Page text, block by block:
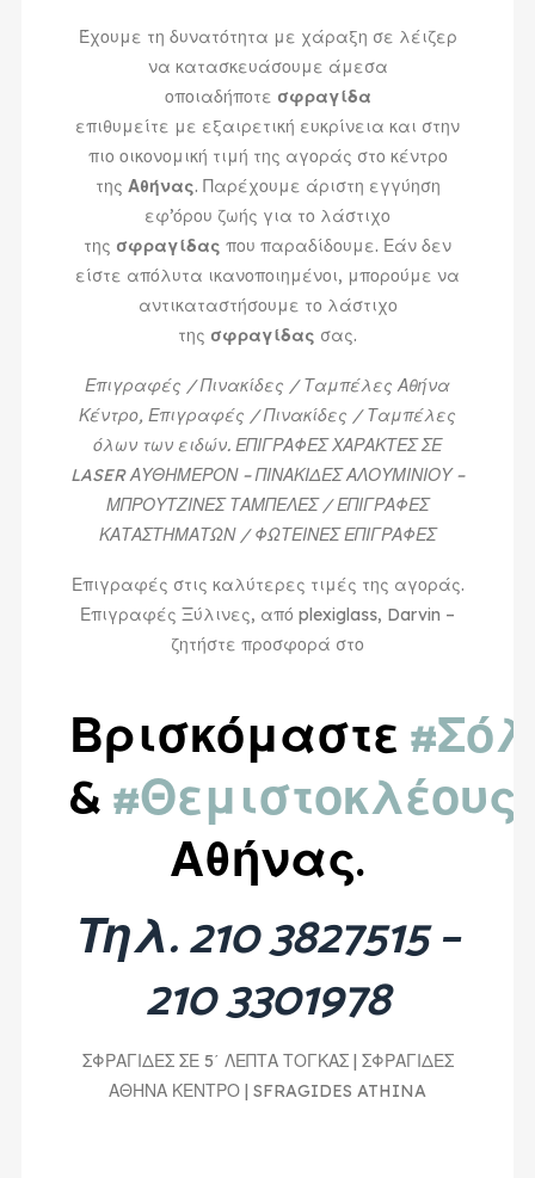
Έχουμε τη δυνατότητα με χάραξη σε λέιζερ
να κατασκευάσουμε άμεσα
οποιαδήποτε σφραγίδα
επιθυμείτε με εξαιρετική ευκρίνεια και στην
πιο οικονομική τιμή της αγοράς στο κέντρο
της Αθήνας. Παρέχουμε άριστη εγγύηση
εφ’όρου ζωής για το λάστιχο
της σφραγίδας που παραδίδουμε. Εάν δεν
είστε απόλυτα ικανοποιημένοι, μπορούμε να
αντικαταστήσουμε το λάστιχο
της σφραγίδας σας.
Επιγραφές / Πινακίδες / Ταμπέλες Αθήνα
Κέντρο, Επιγραφές / Πινακίδες / Ταμπέλες
όλων των ειδών. ΕΠΙΓΡΑΦΕΣ ΧΑΡΑΚΤΕΣ ΣΕ
LASER ΑΥΘΗΜΕΡΟΝ – ΠΙΝΑΚΙΔΕΣ ΑΛΟΥΜΙΝΙΟΥ –
ΜΠΡΟΥΤΖΙΝΕΣ ΤΑΜΠΕΛΕΣ / ΕΠΙΓΡΑΦΕΣ
ΚΑΤΑΣΤΗΜΑΤΩΝ / ΦΩΤΕΙΝΕΣ ΕΠΙΓΡΑΦΕΣ
Επιγραφές στις καλύτερες τιμές της αγοράς.
Επιγραφές Ξύλινες, από plexiglass, Darvin –
ζητήστε προσφορά στο
Βρισκόμαστε
&#Θεμιστοκλέους
Αθήνας.
Τηλ. 210 3827515 –
210 3301978
ΣΦΡΑΓΙΔΕΣ ΣΕ 5΄ ΛΕΠΤΑ ΤΟΓΚΑΣ | ΣΦΡΑΓΙΔΕΣ
ΑΘΗΝΑ ΚΕΝΤΡΟ | SFRAGIDES ATHINA